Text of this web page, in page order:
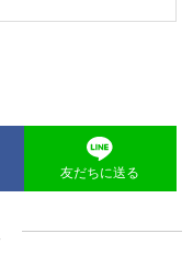
友だちに送る